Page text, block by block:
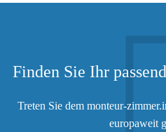
Finden Sie Ihr
Treten Sie dem monteur-
europaweit